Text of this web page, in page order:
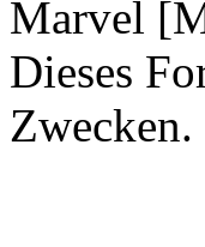
Marvel
Dieses
Zwecken.